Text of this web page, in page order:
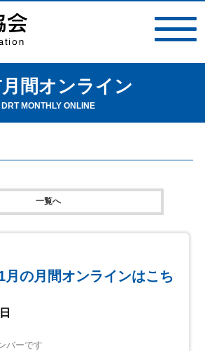
間オンライン
DRT MONTHLY ONLINE
一覧へ
月の月間オンラインはこち
バーです